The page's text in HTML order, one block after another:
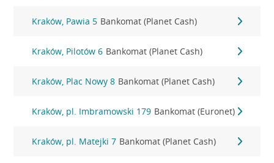
Kraków, Pawia 5 Bankomat (Planet Cash)
Kraków, Pilotów 6 Bankomat (Planet Cash)
Kraków, Plac Nowy 8 Bankomat (Planet Cash)
Kraków, pl. Imbramowski 179 Bankomat (Euronet)
Kraków, pl. Matejki 7 Bankomat (Planet Cash)